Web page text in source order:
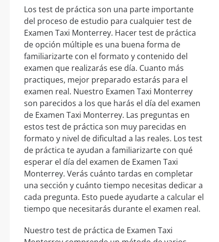
Los test de práctica son una parte importante
del proceso de estudio para cualquier test de
Examen Taxi Monterrey. Hacer test de práctica
de opción múltiple es una buena forma de
familiarizarte con el formato y contenido del
examen que realizarás ese día. Cuanto más
practiques, mejor preparado estarás para el
examen real. Nuestro Examen Taxi Monterrey
son parecidos a los que harás el día del examen
de Examen Taxi Monterrey. Las preguntas en
estos test de práctica son muy parecidas en
formato y nivel de dificultad a las reales. Los test
de práctica te ayudan a familiarizarte con qué
esperar el día del examen de Examen Taxi
Monterrey. Verás cuánto tardas en completar
una sección y cuánto tiempo necesitas dedicar a
cada pregunta. Esto puede ayudarte a calcular el
tiempo que necesitarás durante el examen real.
Nuestro test de práctica de Examen Taxi